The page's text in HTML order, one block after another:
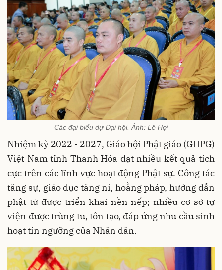
Các đại biểu dự Đại hội. Ảnh: Lê Hợi
Nhiệm kỳ 2022 - 2027, Giáo hội Phật giáo (GHPG)
Việt Nam tỉnh Thanh Hóa đạt nhiều kết quả tích
cực trên các lĩnh vực hoạt động Phật sự. Công tác
tăng sự, giáo dục tăng ni, hoằng pháp, hướng dẫn
phật tử được triển khai nền nếp; nhiều cơ sở tự
viện được trùng tu, tôn tạo, đáp ứng nhu cầu sinh
hoạt tín ngưỡng của Nhân dân.